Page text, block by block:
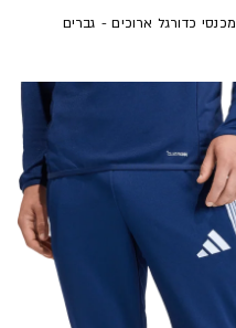
מכנסי כדורגל ארוכים - גברים